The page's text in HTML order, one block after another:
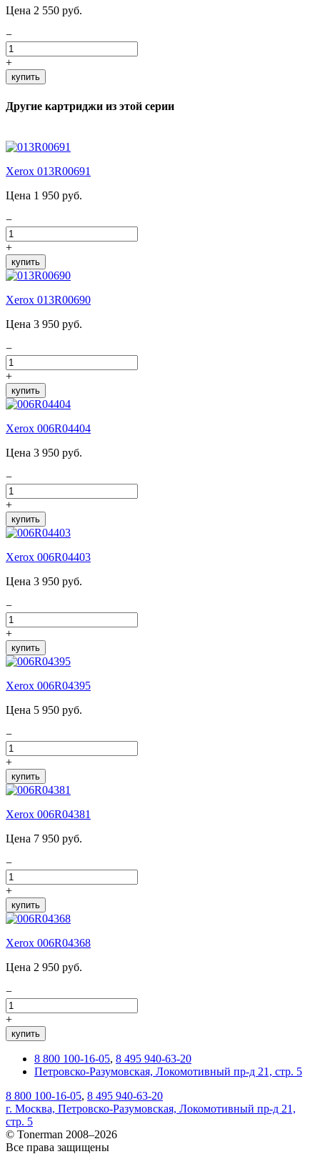
Цена 2 550 руб.
−
+
купить
Другие картриджи из этой серии
Xerox 013R00691
Цена 1 950 руб.
−
+
купить
Xerox 013R00690
Цена 3 950 руб.
−
+
купить
Xerox 006R04404
Цена 3 950 руб.
−
+
купить
Xerox 006R04403
Цена 3 950 руб.
−
+
купить
Xerox 006R04395
Цена 5 950 руб.
−
+
купить
Xerox 006R04381
Цена 7 950 руб.
−
+
купить
Xerox 006R04368
Цена 2 950 руб.
−
+
купить
8 800 100-16-05, 8 495 940-63-20
Петровско-Разумовская, Локомотивный пр-д 21, стр. 5
8 800 100-16-05, 8 495 940-63-20
г. Москва, Петровско-Разумовская, Локомотивный пр-д 21,
стр. 5
© Tonerman 2008–2026
Все права защищены